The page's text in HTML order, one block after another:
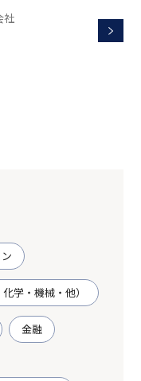
社
学・機械・他）
金融